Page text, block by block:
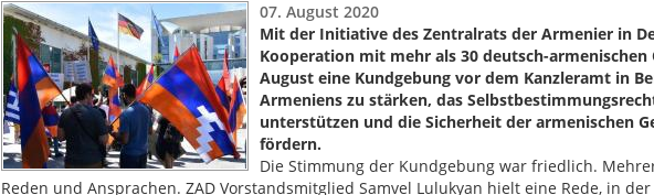
07. August 2020
Mit der Initiative des Zentralrats der Armenier in
Kooperation mit mehr als 30 deutsch-armenischen
August eine Kundgebung vor dem Kanzleramt in
Armeniens zu stärken, das
unterstützen und die Sicherheit der armenischen
fördern.
Die Stimmung der Kundgebung war friedlich.
Reden und Ansprachen. ZAD Vorstandsmitglied Samvel Lulukyan hielt eine Rede, in